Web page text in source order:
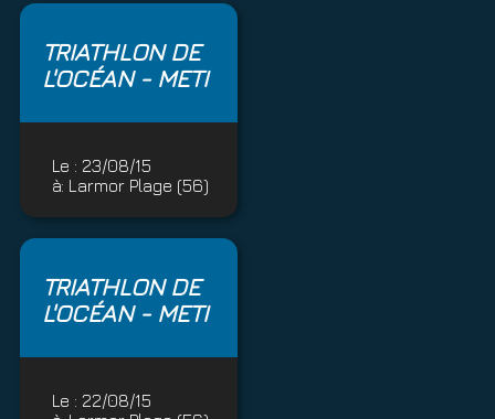
TRIATHLON DE
L'OCÉAN - METI
Le : 23/08/15
à: Larmor Plage (56)
TRIATHLON DE
L'OCÉAN - METI
Le : 22/08/15